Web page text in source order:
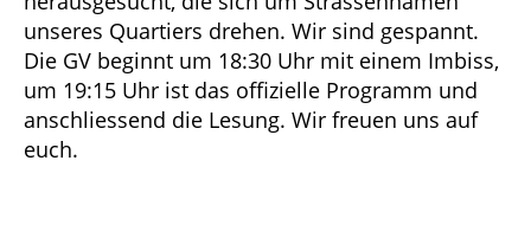
unseres Quartiers drehen. Wir sind gespannt.
Die GV beginnt um 18:30 Uhr mit einem Imbiss,
um 19:15 Uhr ist das offizielle Programm und
anschliessend die Lesung. Wir freuen uns auf
euch.